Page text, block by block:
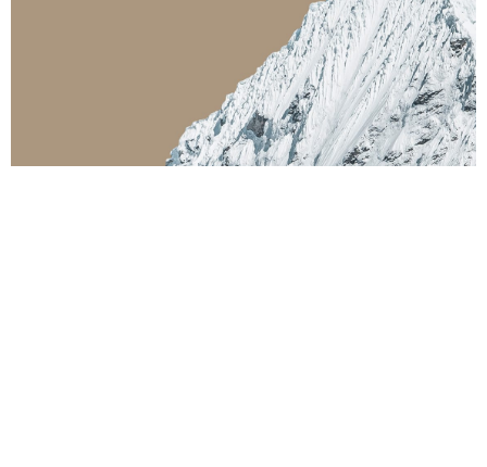
« Être constamment à la pointe
de l’innovation juridique nous
permet d’assurer une expertise
dans les domaines innovants de
la transition énergétique. »